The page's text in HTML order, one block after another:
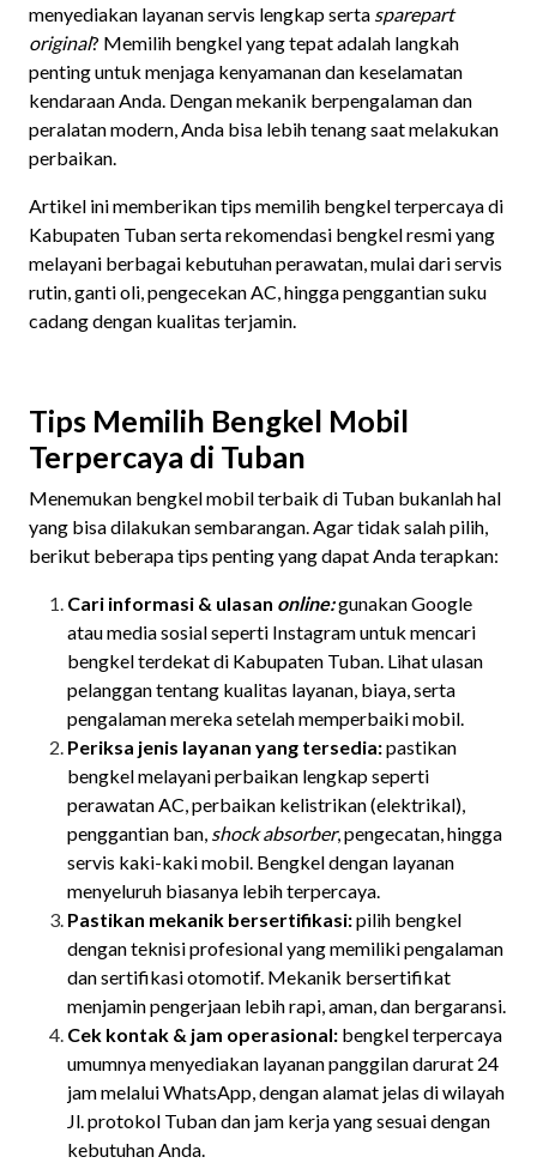
menyediakan layanan servis lengkap serta sparepart
original? Memilih bengkel yang tepat adalah langkah
penting untuk menjaga kenyamanan dan keselamatan
kendaraan Anda. Dengan mekanik berpengalaman dan
peralatan modern, Anda bisa lebih tenang saat melakukan
perbaikan.
Artikel ini memberikan tips memilih bengkel terpercaya di
Kabupaten Tuban serta rekomendasi bengkel resmi yang
melayani berbagai kebutuhan perawatan, mulai dari servis
rutin, ganti oli, pengecekan AC, hingga penggantian suku
cadang dengan kualitas terjamin.
Tips Memilih Bengkel Mobil
Terpercaya di Tuban
Menemukan bengkel mobil terbaik di Tuban bukanlah hal
yang bisa dilakukan sembarangan. Agar tidak salah pilih,
berikut beberapa tips penting yang dapat Anda terapkan:
Cari informasi & ulasan online:gunakan Google
atau media sosial seperti Instagram untuk mencari
bengkel terdekat di Kabupaten Tuban. Lihat ulasan
pelanggan tentang kualitas layanan, biaya, serta
pengalaman mereka setelah memperbaiki mobil.
Periksa jenis layanan yang tersedia:pastikan
bengkel melayani perbaikan lengkap seperti
perawatan AC, perbaikan kelistrikan (elektrikal),
penggantian ban, shock absorber, pengecatan, hingga
servis kaki-kaki mobil. Bengkel dengan layanan
menyeluruh biasanya lebih terpercaya.
Pastikan mekanik bersertifikasi:pilih bengkel
denganteknisi profesional yang memiliki pengalaman
dan sertifikasi otomotif. Mekanik bersertifikat
menjamin pengerjaan lebih rapi, aman, dan bergaransi.
Cek kontak & jam operasional: bengkel terpercaya
umumnya menyediakan layanan panggilan darurat 24
jam melalui WhatsApp, dengan alamat jelas di wilayah
Jl. protokol Tuban dan jam kerja yang sesuai dengan
kebutuhan Anda.